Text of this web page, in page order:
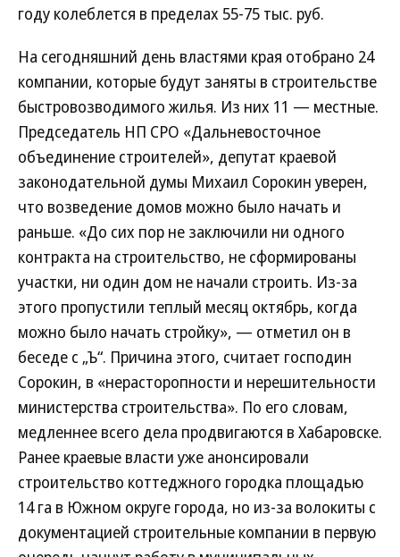
году колеблется в пределах 55-75 тыс. руб.
На сегодняшний день властями края отобрано 24
компании, которые будут заняты в строительстве
быстровозводимого жилья. Из них 11 — местные.
Председатель НП СРО «Дальневосточное
объединение строителей», депутат краевой
законодательной думы Михаил Сорокин уверен,
что возведение домов можно было начать и
раньше. «До сих пор не заключили ни одного
контракта на строительство, не сформированы
участки, ни один дом не начали строить. Из-за
этого пропустили теплый месяц октябрь, когда
можно было начать стройку», — отметил он в
беседе с „Ъ“. Причина этого, считает господин
Сорокин, в «нерасторопности и нерешительности
министерства строительства». По его словам,
медленнее всего дела продвигаются в Хабаровске.
Ранее краевые власти уже анонсировали
строительство коттеджного городка площадью
14 га в Южном округе города, но из-за волокиты с
документацией строительные компании в первую